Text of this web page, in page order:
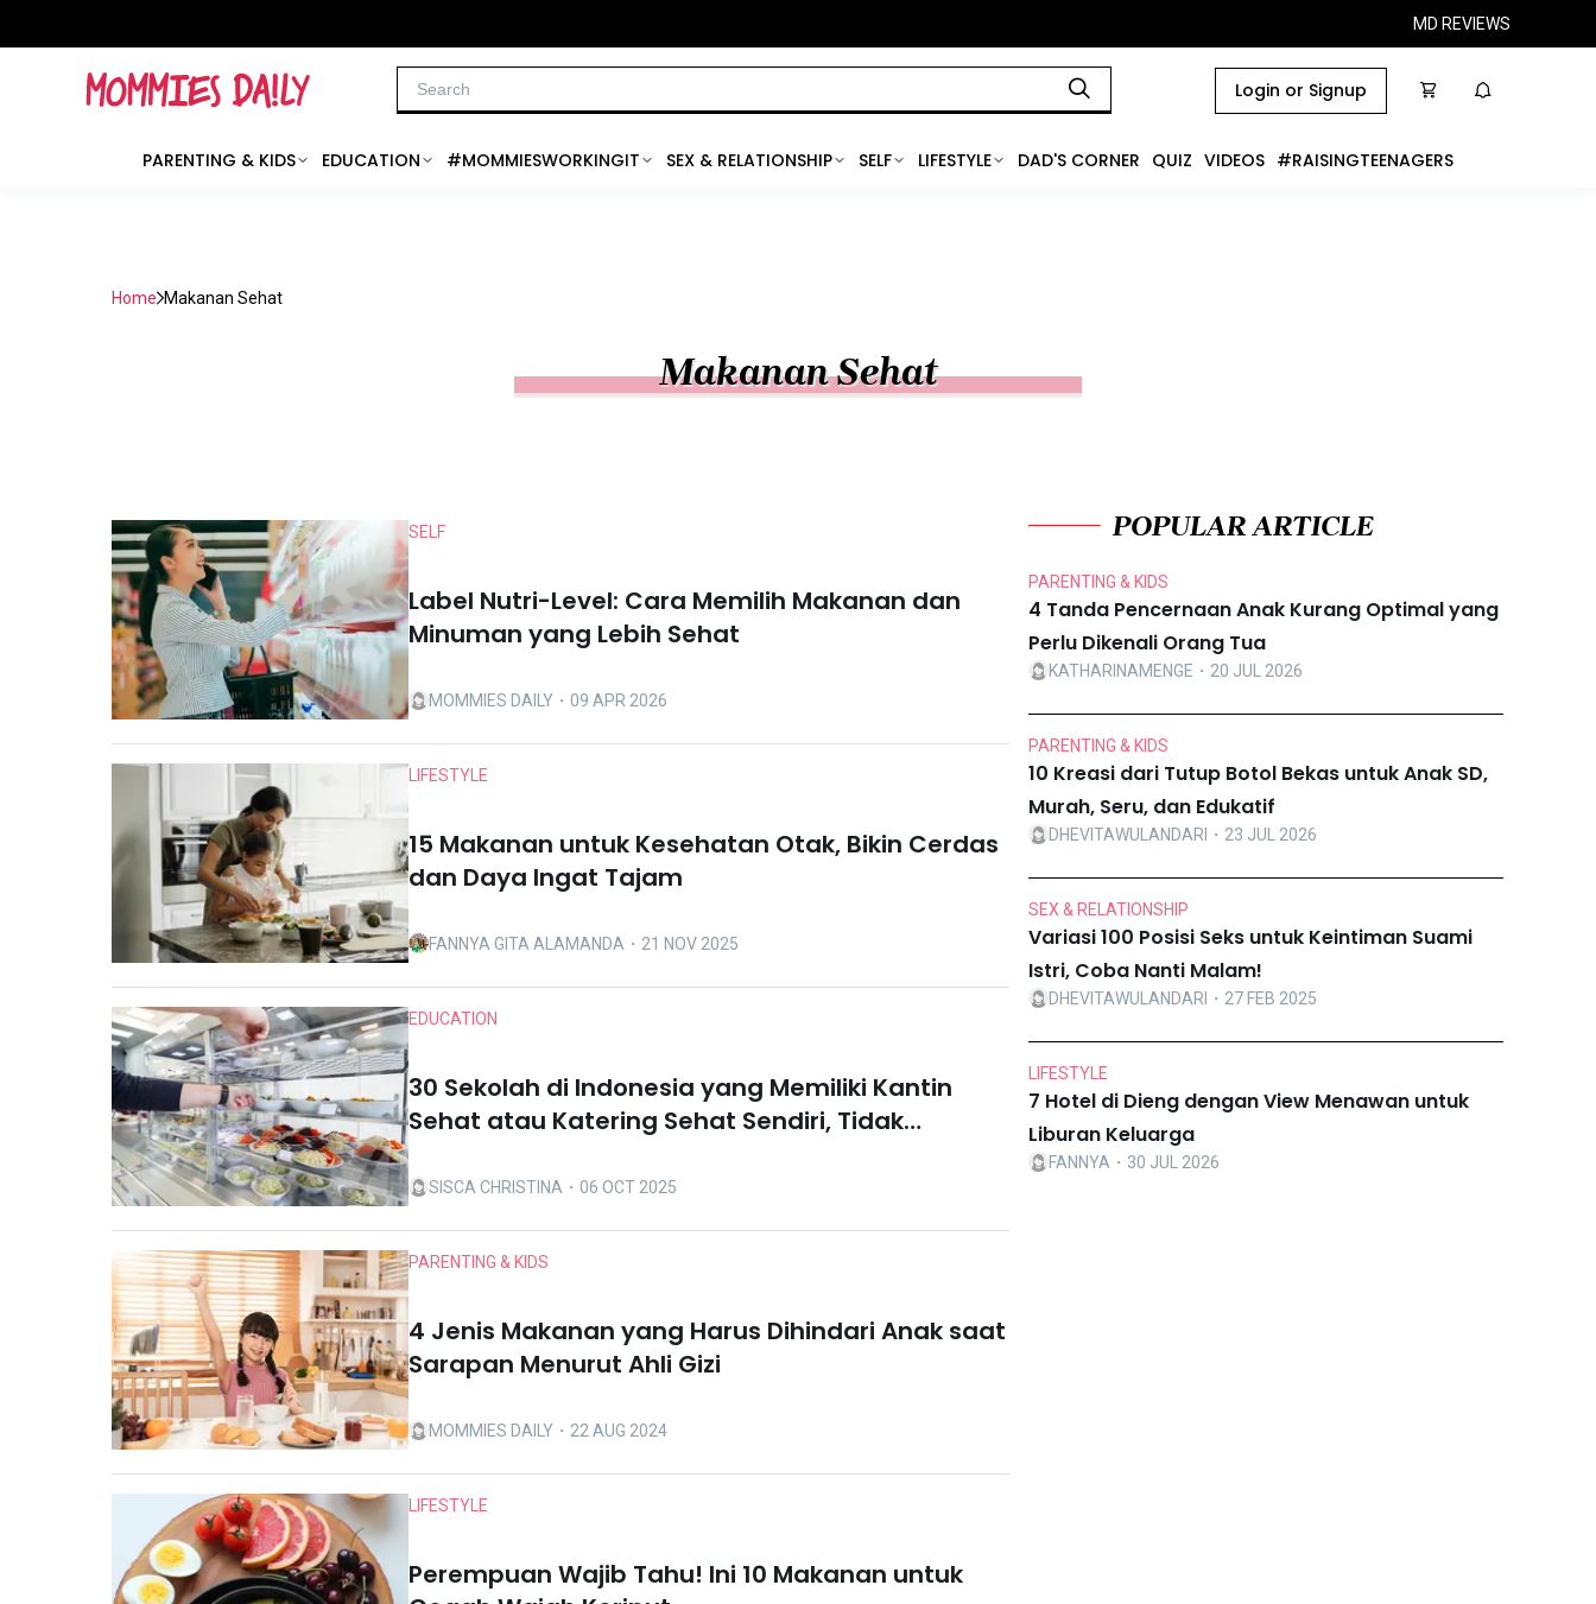
MD REVIEWS
Login or Signup
PARENTING & KIDS EDUCATION #MOMMIESWORKINGIT SEX & RELATIONSHIP SELF LIFESTYLE DAD'S CORNER QUIZ VIDEOS #RAISINGTEENAGERS
Home Makanan Sehat
Makanan Sehat
SELF
Label Nutri-Level: Cara Memilih Makanan dan
Minuman yang Lebih Sehat
MOMMIES DAILY ・09 APR 2026
LIFESTYLE
15 Makanan untuk Kesehatan Otak, Bikin Cerdas
dan Daya Ingat Tajam
FANNYA GITA ALAMANDA ・21 NOV 2025
EDUCATION
30 Sekolah di Indonesia yang Memiliki Kantin
Sehat atau Katering Sehat Sendiri, Tidak
SISCA CHRISTINA ・06 OCT 2025
PARENTING & KIDS
4 Jenis Makanan yang Harus Dihindari Anak saat
Sarapan Menurut Ahli Gizi
MOMMIES DAILY ・22 AUG 2024
LIFESTYLE
Perempuan Wajib Tahu! Ini 10 Makanan untuk
POPULAR ARTICLE
PARENTING & KIDS
4 Tanda Pencernaan Anak Kurang Optimal yang
Perlu Dikenali Orang Tua
KATHARINAMENGE ・20 JUL 2026
PARENTING & KIDS
10 Kreasi dari Tutup Botol Bekas untuk Anak SD,
Murah, Seru, dan Edukatif
DHEVITAWULANDARI ・23 JUL 2026
SEX & RELATIONSHIP
Variasi 100 Posisi Seks untuk Keintiman Suami
Istri, Coba Nanti Malam!
DHEVITAWULANDARI ・27 FEB 2025
LIFESTYLE
7 Hotel di Dieng dengan View Menawan untuk
Liburan Keluarga
FANNYA ・30 JUL 2026